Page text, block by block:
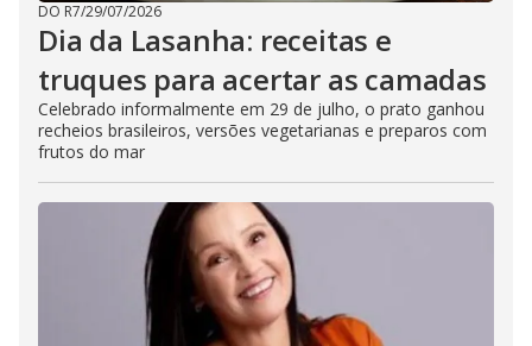
DO R7/29/07/2026
Dia da Lasanha: receitas e
truques para acertar as camadas
Celebrado informalmente em 29 de julho, o prato ganhou
recheios brasileiros, versões vegetarianas e preparos com
frutos do mar